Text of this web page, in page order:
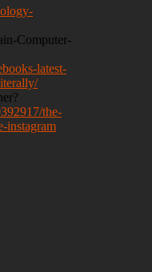
Computer-
latest-
the-
instagram